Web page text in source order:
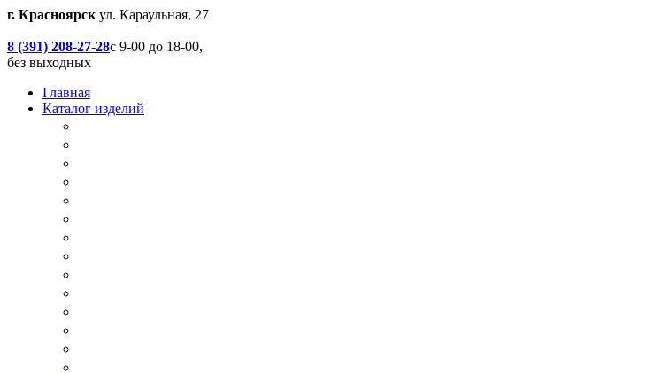
г. Красноярск ул. Караульная, 27
8 (391) 208-27-28с 9-00 до 18-00,
без выходных
Главная
Каталог изделий